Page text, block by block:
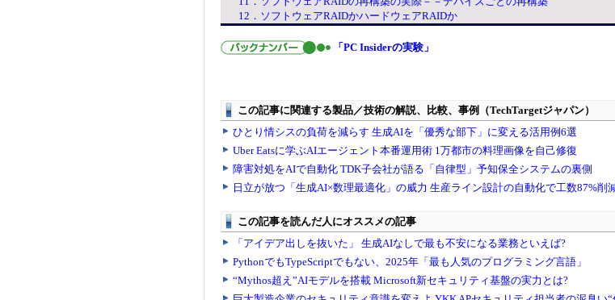
12．ソフトウェアRAIDかハードウェアRAIDか
「PC Insiderの実験」